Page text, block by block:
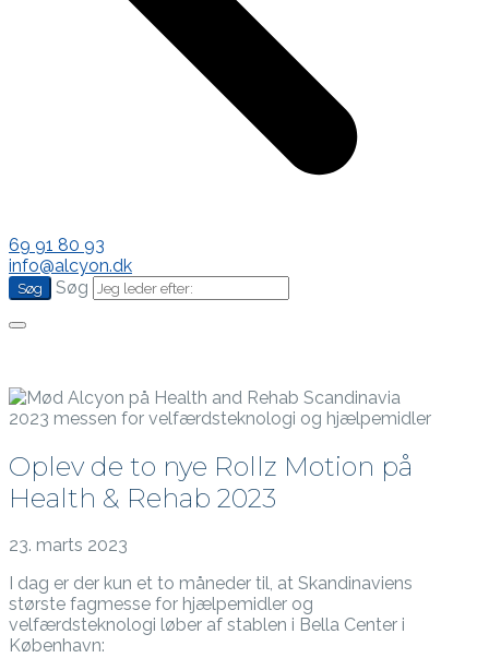
69 91 80 93
info@alcyon.dk
Søg
Oplev de to nye Rollz Motion på
Health & Rehab 2023
23. marts 2023
I dag er der kun et to måneder til, at Skandinaviens
største fagmesse for hjælpemidler og
velfærdsteknologi løber af stablen i Bella Center i
København: